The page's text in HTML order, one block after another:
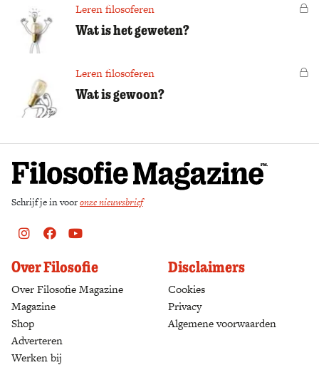
Leren filosoferen
Wat is het geweten?
Leren filosoferen
Wat is gewoon?
Schrijf je in vooronze nieuwsbrief
Instagram
FacebookYoutube
Over Filosofie
Over Filosofie Magazine
Magazine
Shop
Adverteren
Werken bij
Disclaimers
Cookies
Privacy
Algemene voorwaarden